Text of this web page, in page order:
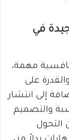
في
مهمة،
على
إلى انتشار
والتصميم
التحول